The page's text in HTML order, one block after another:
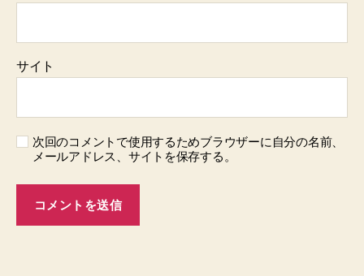
サイト
次回のコメントで使用するためブラウザーに自分の名前、
メールアドレス、サイトを保存する。